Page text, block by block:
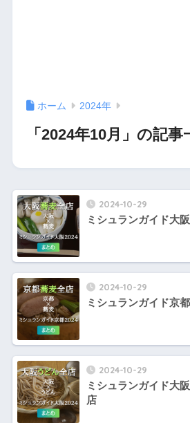
ホーム 2024年
「2024年10月」の記事
2024-10-29
ミシュランガイド大
2024-10-29
ミシュランガイド京
2024-10-29
ミシュランガイド大
店